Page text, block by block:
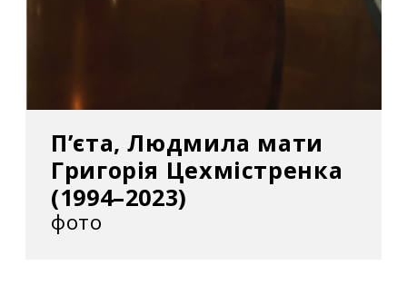
П’єта, Людмила мати
Григорія Цехмістренка
(1994–2023)
фото